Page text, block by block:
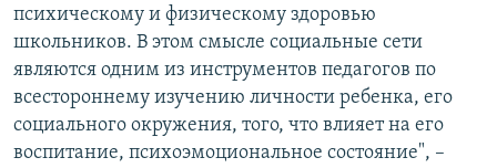
психическому и физическому здоровью
школьников. В этом смысле социальные сети
являются одним из инструментов педагогов по
всестороннему изучению личности ребенка, его
социального окружения, того, что влияет на его
воспитание, психоэмоциональное состояние", –